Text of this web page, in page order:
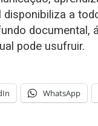
a
documental,
pode usufruir.
WhatsApp